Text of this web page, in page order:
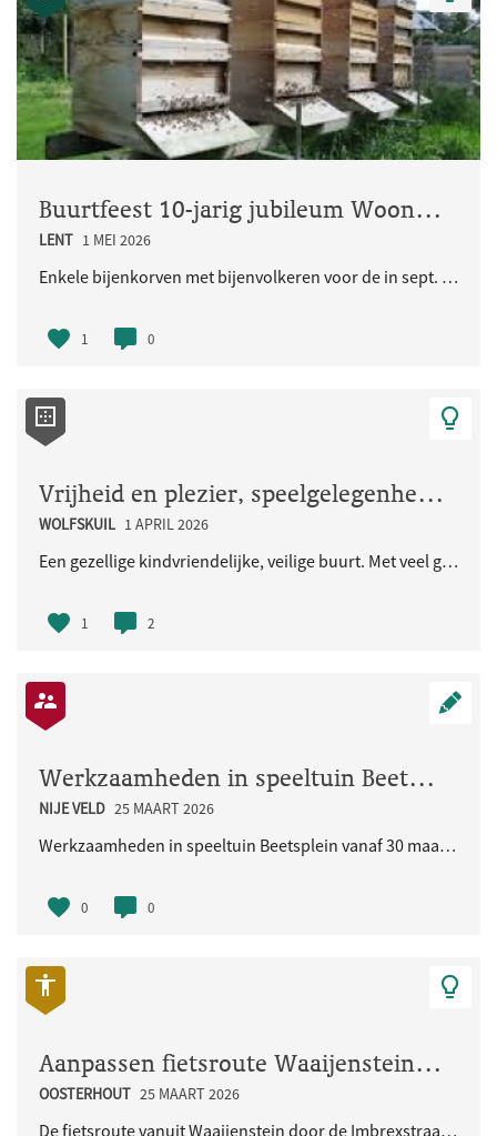
Buurtfeest 10-jarig jubileum Woongemeenschap Eikpunt
LENT 1 MEI 2026
Enkele bijenkorven met bijenvolkeren voor de in sept. 2026 jubilerende Ecologische Woongemeenschap..
1 0
Vrijheid en plezier, speelgelegenheid voor de kinderen en iedereen
WOLFSKUIL 1 APRIL 2026
Een gezellige kindvriendelijke, veilige buurt. Met veel groen en natuurlijke speelaangelegenheden...
1 2
Werkzaamheden in speeltuin Beetsplein vanaf 30 maart 2026
NIJE VELD 25 MAART 2026
Werkzaamheden in speeltuin Beetsplein vanaf 30 maart 2026
0 0
Aanpassen fietsroute Waaijenstein - Imbrexstraat - Terralaan inclusief oversteek busbaan
OOSTERHOUT 25 MAART 2026
De fietsroute vanuit Waaijenstein door de Imbrexstraat naar de Terralaan/busbaan is onduidelijk en..